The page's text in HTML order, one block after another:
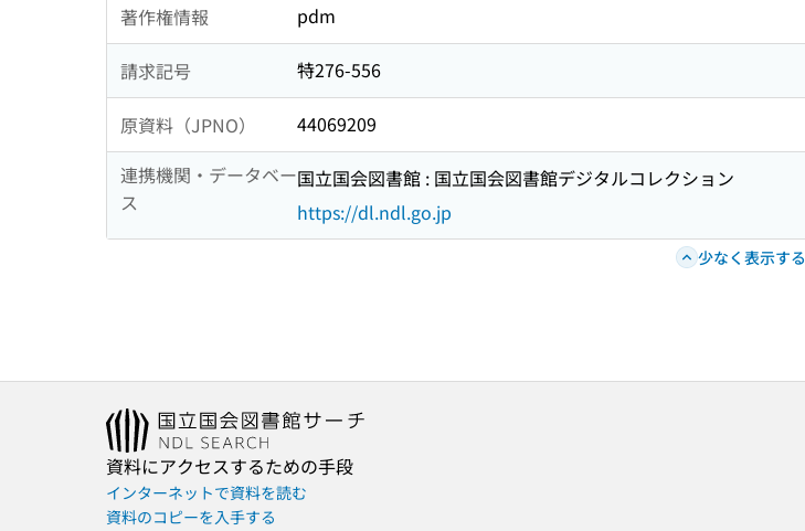
著作権情報 pdm
請求記号 特276-556
原資料（JPNO）
44069209
連携機関・データベー
ス
国立国会図書館 : 国立国会図書館デジタルコレクション
https://dl.ndl.go.jp
少なく表示する
資料にアクセスするための手段
インターネットで資料を読む
資料のコピーを入手する